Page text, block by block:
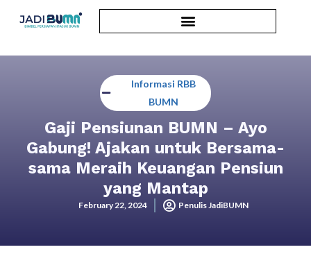
Informasi RBB
BUMN
Gaji Pensiunan BUMN – Ayo
Gabung! Ajakan untuk Bersama-
sama Meraih Keuangan Pensiun
yang Mantap
February 22, 2024 Penulis JadiBUMN